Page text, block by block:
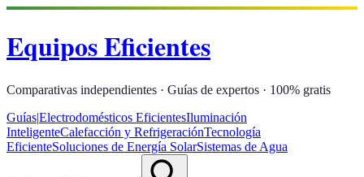
Equipos Eficientes
Comparativas independientes · Guías de expertos · 100% gratis
Guías|Electrodomésticos EficientesIluminación
InteligenteCalefacción y RefrigeraciónTecnología
EficienteSoluciones de Energía SolarSistemas de Agua